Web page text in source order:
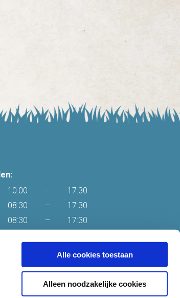
Alle cookies toestaan
Alleen noodzakelijke cookies
10:00 –
17:30
08:30 –
17:30
08:30 –
17:30
17:30
08:30 –
16:00